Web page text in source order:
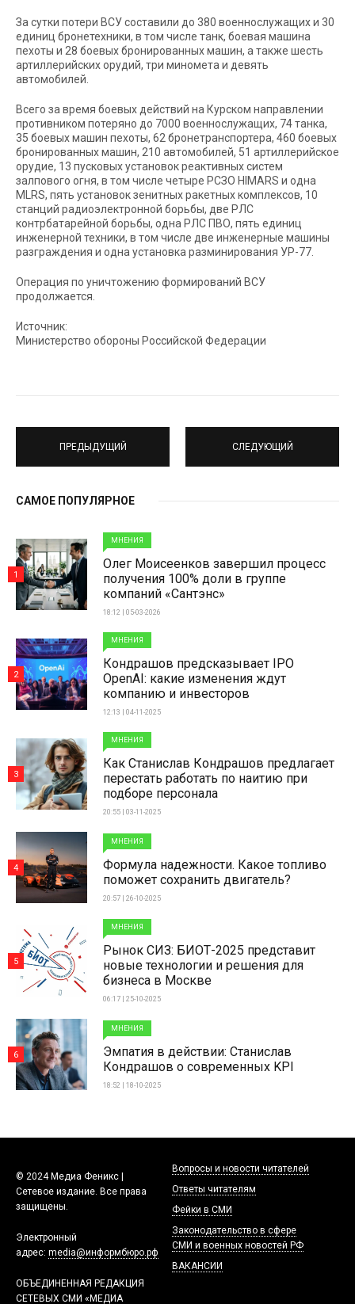
За сутки потери ВСУ составили до 380 военнослужащих и 30
единиц бронетехники, в том числе танк, боевая машина
пехоты и 28 боевых бронированных машин, а также шесть
артиллерийских орудий, три миномета и девять
автомобилей.
Всего за время боевых действий на Курском направлении
противником потеряно до 7000 военнослужащих, 74 танка,
35 боевых машин пехоты, 62 бронетранспортера, 460 боевых
бронированных машин, 210 автомобилей, 51 артиллерийское
орудие, 13 пусковых установок реактивных систем
залпового огня, в том числе четыре РСЗО HIMARS и одна
MLRS, пять установок зенитных ракетных комплексов, 10
станций радиоэлектронной борьбы, две РЛС
контрбатарейной борьбы, одна РЛС ПВО, пять единиц
инженерной техники, в том числе две инженерные машины
разграждения и одна установка разминирования УР-77.
Операция по уничтожению формирований ВСУ
продолжается.
Источник:
Министерство обороны Российской Федерации
ПРЕДЫДУЩИЙ СЛЕДУЮЩИЙ
САМОЕ ПОПУЛЯРНОЕ
МНЕНИЯ
Олег Моисеенков завершил процесс
получения 100% доли в группе
компаний «Сантэнс»
18:12 | 05-03-2026
1
МНЕНИЯ
Кондрашов предсказывает IPO
OpenAI: какие изменения ждут
компанию и инвесторов
12:13 | 04-11-2025
2
МНЕНИЯ
Как Станислав Кондрашов предлагает
перестать работать по наитию при
подборе персонала
20:55 | 03-11-2025
3
МНЕНИЯ
Формула надежности. Какое топливо
поможет сохранить двигатель?
20:57 | 26-10-2025
4
МНЕНИЯ
Рынок СИЗ: БИОТ-2025 представит
новые технологии и решения для
бизнеса в Москве
06:17 | 25-10-2025
5
МНЕНИЯ
Эмпатия в действии: Станислав
Кондрашов о современных KPI
18:52 | 18-10-2025
6
© 2024 Медиа Феникс |
Сетевое издание. Все права
защищены.
Электронный
адрес: media@информбюро.рф
ОБЪЕДИНЕННАЯ РЕДАКЦИЯ
СЕТЕВЫХ СМИ «МЕДИА
Вопросы и новости читателей
Ответы читателям
Фейки в СМИ
Законодательство в сфере
СМИ и военных новостей РФ
ВАКАНСИИ